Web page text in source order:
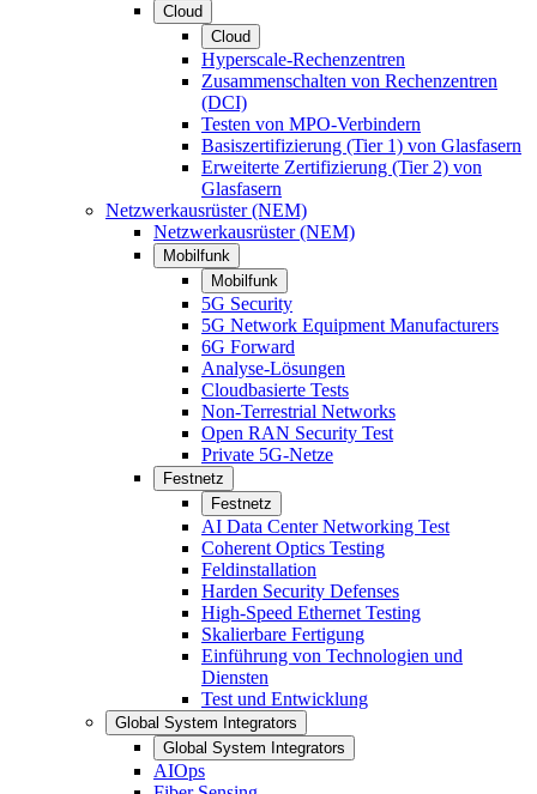
Cloud
Cloud
Hyperscale-Rechenzentren
Zusammenschalten von Rechenzentren
(DCI)
Testen von MPO-Verbindern
Basiszertifizierung (Tier 1) von Glasfasern
Erweiterte Zertifizierung (Tier 2) von
Glasfasern
Netzwerkausrüster (NEM)
Netzwerkausrüster (NEM)
Mobilfunk
Mobilfunk
5G Security
5G Network Equipment Manufacturers
6G Forward
Analyse-Lösungen
Cloudbasierte Tests
Non-Terrestrial Networks
Open RAN Security Test
Private 5G-Netze
Festnetz
Festnetz
AI Data Center Networking Test
Coherent Optics Testing
Feldinstallation
Harden Security Defenses
High-Speed Ethernet Testing
Skalierbare Fertigung
Einführung von Technologien und
Diensten
Test und Entwicklung
Global System Integrators
Global System Integrators
AIOps